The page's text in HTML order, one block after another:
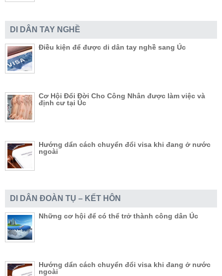
DI DÂN TAY NGHỀ
Điều kiện để được di dân tay nghề sang Úc
Cơ Hội Đổi Đời Cho Công Nhân được làm việc và
định cư tại Úc
Hướng dẩn cách chuyển đổi visa khi đang ở nước
ngoài
DI DÂN ĐOÀN TỤ – KẾT HÔN
Những cơ hội để có thể trở thành công dân Úc
Hướng dẩn cách chuyển đổi visa khi đang ở nước
ngoài